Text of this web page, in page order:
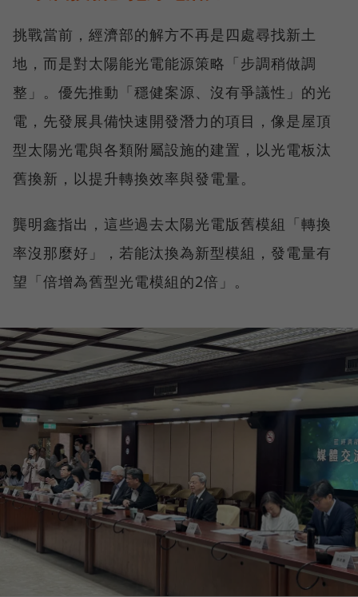
挑戰當前，經濟部的解方不再是四處尋找新土
地，而是對太陽能光電能源策略「步調稍做調
整」。優先推動「穩健案源、沒有爭議性」的光
電，先發展具備快速開發潛力的項目，像是屋頂
型太陽光電與各類附屬設施的建置，以光電板汰
舊換新，以提升轉換效率與發電量。
龔明鑫指出，這些過去太陽光電版舊模組「轉換
率沒那麼好」，若能汰換為新型模組，發電量有
望「倍增為舊型光電模組的2倍」。